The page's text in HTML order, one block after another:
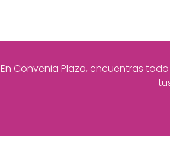
En Convenia Plaza, encuentras